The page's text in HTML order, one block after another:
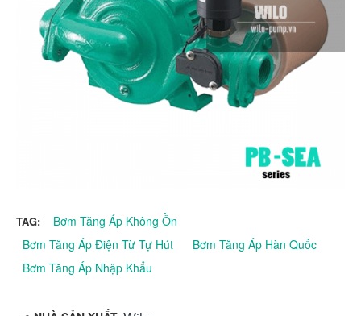
TAG:
Bơm Tăng Áp Không Ồn
Bơm Tăng Áp Điện Từ Tự Hút
Bơm Tăng Áp Hàn Quốc
Bơm Tăng Áp Nhập Khẩu